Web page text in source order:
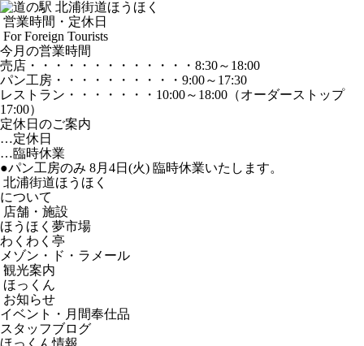
営業時間・定休日
For Foreign Tourists
今月の営業時間
売店 ・・・・・・・・・・・・・ 8:30～18:00
パン工房 ・・・・・・・・・・ 9:00～17:30
レストラン ・・・・・・・ 10:00～18:00 （オーダーストップ
17:00）
定休日のご案内
…定休日
…臨時休業
●パン工房のみ 8月4日(火) 臨時休業いたします。
北浦街道ほうほく
について
店舗・施設
ほうほく夢市場
わくわく亭
メゾン・ド・ラメール
観光案内
ほっくん
お知らせ
イベント・月間奉仕品
スタッフブログ
ほっくん情報